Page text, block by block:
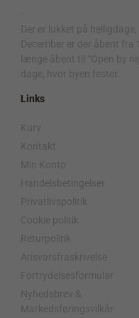
Der er lukket på
December er der åbent
længe åbent til “Open by
dage, hvor byen fester.
Links
Kurv
Kontakt
Min Konto
Handelsbetingelser
Privatlivspolitik
Cookie politik
Returpolitik
Ansvarsfraskrivelse
Fortrydelsesformular
Nyhedsbrev &
Markedsføringsvilkår